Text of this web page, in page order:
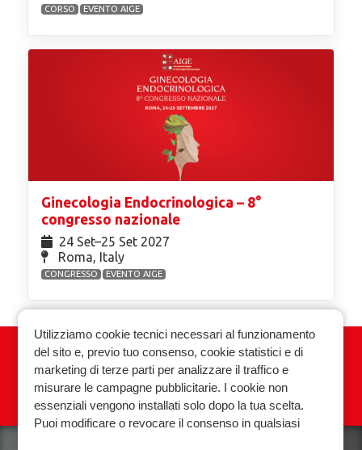
CORSO EVENTO AIGE
Ginecologia Endocrinologica – 8°
congresso nazionale
24 Set⁠–25 Set 2027
Roma, Italy
CONGRESSO EVENTO AIGE
Associazione Italiana Ginecologia
Endocrinologica
Privacy policy Cookie policy
Utilizziamo cookie tecnici necessari al funzionamento
del sito e, previo tuo consenso, cookie statistici e di
marketing di terze parti per analizzare il traffico e
misurare le campagne pubblicitarie. I cookie non
essenziali vengono installati solo dopo la tua scelta.
Puoi modificare o revocare il consenso in qualsiasi